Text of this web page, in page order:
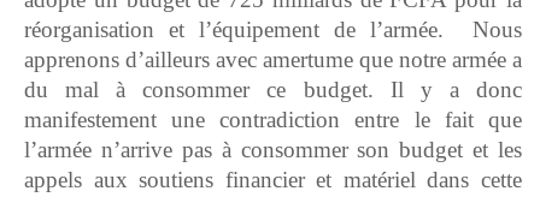
réorganisation et l’équipement de l’armée. Nous
apprenons d’ailleurs avec amertume que notre armée a
du mal à consommer ce budget. Il y a donc
manifestement une contradiction entre le fait que
l’armée n’arrive pas à consommer son budget et les
appels aux soutiens financier et matériel dans cette